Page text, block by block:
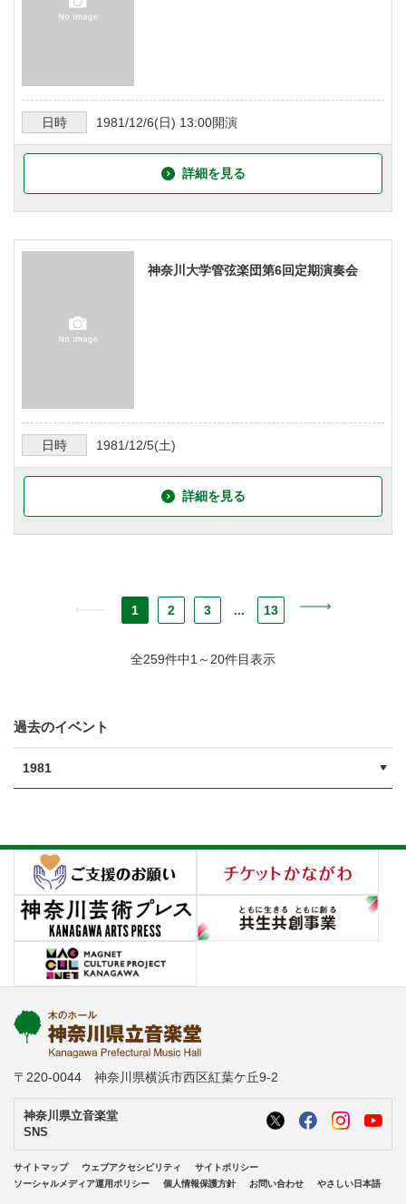
日時 1981/12/6(日) 13:00開演
詳細を見る
神奈川大学管弦楽団第6回定期演奏会
日時 1981/12/5(土)
詳細を見る
1 2 3 ... 13
全259件中1～20件目表示
過去のイベント
〒220-0044 神奈川県横浜市西区紅葉ケ丘9-2
神奈川県立音楽堂
SNS
サイトマップ ウェブアクセシビリティ
サイトポリシー
ソーシャルメディア運用ポリシー
個人情報保護方針 お問い合わせ やさしい日本語